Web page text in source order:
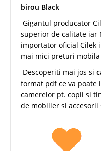
birou Black
Gigantul producator
superior de calitate iar
importator oficial Cilek
mai mici preturi
Descoperiti mai jos si
format pdf ce va poate
camerelor pt. copii si
de mobilier si accesorii